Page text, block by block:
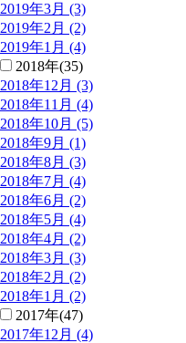
2019年3月 (3)
2019年2月 (2)
2019年1月 (4)
2018年(35)
2018年12月 (3)
2018年11月 (4)
2018年10月 (5)
2018年9月 (1)
2018年8月 (3)
2018年7月 (4)
2018年6月 (2)
2018年5月 (4)
2018年4月 (2)
2018年3月 (3)
2018年2月 (2)
2018年1月 (2)
2017年(47)
2017年12月 (4)